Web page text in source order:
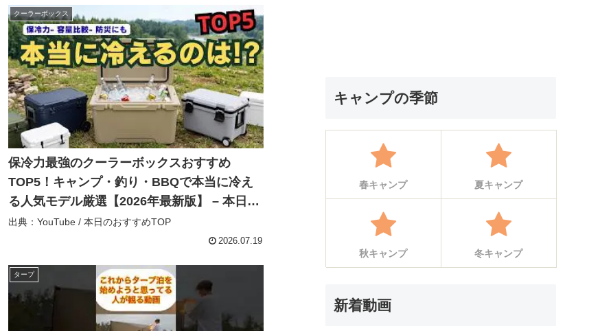
クーラーボックス
保冷力最強のクーラーボックスおすすめ
TOP5！キャンプ・釣り・BBQで本当に冷え
る人気モデル厳選【2026年最新版】 – 本日の
おすすめTOP
出典：YouTube / 本日のおすすめTOP
2026.07.19
タープ
キャンプの季節
春キャンプ 夏キャンプ
秋キャンプ 冬キャンプ
新着動画